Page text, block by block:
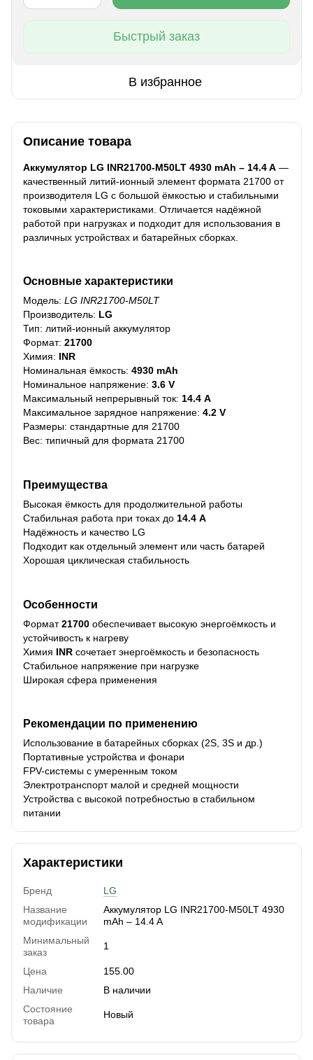
Быстрый заказ
В избранное
Описание товара
Аккумулятор LG INR21700-M50LT 4930 mAh – 14.4 A —
качественный литий-ионный элемент формата 21700 от
производителя LG с большой ёмкостью и стабильными
токовыми характеристиками. Отличается надёжной
работой при нагрузках и подходит для использования в
различных устройствах и батарейных сборках.
Основные характеристики
Модель: LG INR21700-M50LT
Производитель: LG
Тип: литий-ионный аккумулятор
Формат: 21700
Химия: INR
Номинальная ёмкость: 4930 mAh
Номинальное напряжение: 3.6 V
Максимальный непрерывный ток: 14.4 A
Максимальное зарядное напряжение: 4.2 V
Размеры: стандартные для 21700
Вес: типичный для формата 21700
Преимущества
Высокая ёмкость для продолжительной работы
Стабильная работа при токах до 14.4 A
Надёжность и качество LG
Подходит как отдельный элемент или часть батарей
Хорошая циклическая стабильность
Особенности
Формат21700 обеспечивает высокую энергоёмкость и
устойчивость к нагреву
Химия INR сочетает энергоёмкость и безопасность
Стабильное напряжение при нагрузке
Широкая сфера применения
Рекомендации по применению
Использование в батарейных сборках (2S, 3S и др.)
Портативные устройства и фонари
FPV-системы с умеренным током
Электротранспорт малой и средней мощности
Устройства с высокой потребностью в стабильном
питании
Характеристики
Бренд
LG
Название
модификации
Аккумулятор LG INR21700-M50LT 4930
mAh – 14.4 A
Минимальный
заказ
1
Цена
155.00
Наличие
В наличии
Состояние
товара
Новый